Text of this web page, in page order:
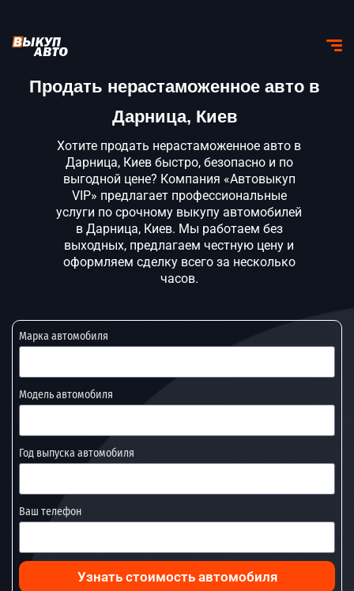
Продать нерастаможенное авто в
Дарница, Киев
Хотите продать нерастаможенное авто в
Дарница, Киев быстро, безопасно и по
выгодной цене? Компания «Автовыкуп
VIP» предлагает профессиональные
услуги по срочному выкупу автомобилей
в Дарница, Киев. Мы работаем без
выходных, предлагаем честную цену и
оформляем сделку всего за несколько
часов.
Марка автомобиля
Модель автомобиля
Год выпуска автомобиля
Ваш телефон
Узнать стоимость автомобиля